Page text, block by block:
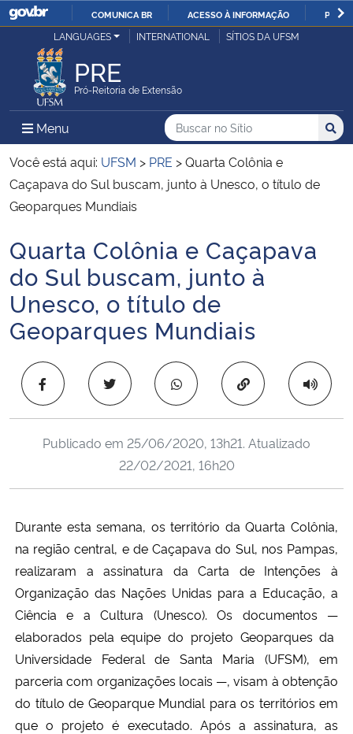
IR
COMUNICA BR ACESSO À INFORMAÇÃO
Ministério da Justiça e Segurança Pública
Ministério da Defesa
Ministério das Relações Exteriores
Ministério da Economia
Ministério da Infraestrutura
Ministério da Agricultura, Pecuária e Abastecimento
Ministério da Educação
Ministério da Cidadania
Ministério da Saúde
Ministério de Minas e Energia
Ministério da Ciência, Tecnologia, Inovações e Comunicações
Ministério do Meio Ambiente
Ministério do Turismo
Ministério do Desenvolvimento Regional
Controladoria-Geral da União
Ministério da Mulher, da Família e dos Direitos Humanos
LANGUAGES INTERNATIONAL SÍTIOS DA UFSM
PRE
Pró-Reitoria de Extensão
Menu Menu Principal do Sítio
Busca
Buscar no no Sítio
Busca:
Você está aqui: UFSM > PRE >Quarta Colônia e
Caçapava do Sul buscam, junto à Unesco, o título de
Geoparques Mundiais
Início do conteúdo
Quarta Colônia e Caçapava
do Sul buscam, junto à
Unesco, o título de
Geoparques Mundiais
Copiar para área
Publicado em 25/06/2020, 13h21. Atualizado
22/02/2021, 16h20
Durante esta semana, os território da Quarta Colônia,
na região central, e de Caçapava do Sul, nos Pampas,
realizaram a assinatura da Carta de Intenções à
Organização das Nações Unidas para a Educação, a
Ciência e a Cultura (Unesco). Os documentos —
elaborados pela equipe do projeto Geoparques da
Universidade Federal de Santa Maria (UFSM), em
parceria com organizações locais —, visam à obtenção
do título de Geoparque Mundial para os territórios em
que o projeto é executado. Após a assinatura, as